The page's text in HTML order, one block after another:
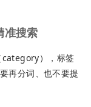
搜索
category），标签
再分词、也不要提